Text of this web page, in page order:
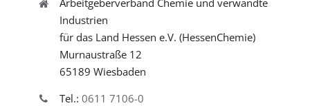
Arbeitgeberverband Chemie und verwandte
Industrien
für das Land Hessen e.V. (HessenChemie)
Murnaustraße 12
65189 Wiesbaden
Tel.: 0611 7106-0